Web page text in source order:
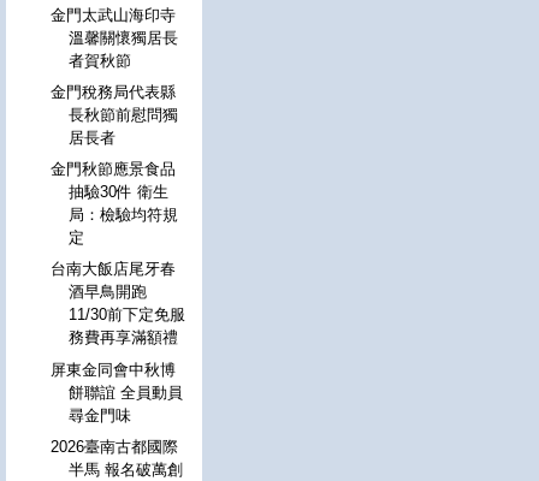
金門太武山海印寺
溫馨關懷獨居長
者賀秋節
金門稅務局代表縣
長秋節前慰問獨
居長者
金門秋節應景食品
抽驗30件 衛生
局：檢驗均符規
定
台南大飯店尾牙春
酒早鳥開跑
11/30前下定免服
務費再享滿額禮
屏東金同會中秋博
餅聯誼 全員動員
尋金門味
2026臺南古都國際
半馬 報名破萬創